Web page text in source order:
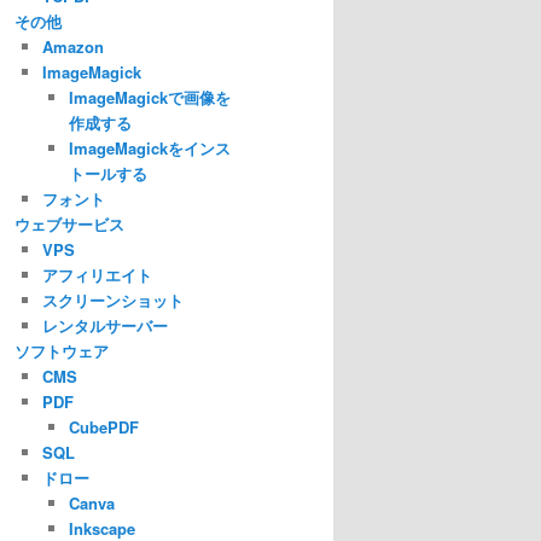
その他
Amazon
ImageMagick
ImageMagickで画像を
作成する
ImageMagickをインス
トールする
フォント
ウェブサービス
VPS
アフィリエイト
スクリーンショット
レンタルサーバー
ソフトウェア
CMS
PDF
CubePDF
SQL
ドロー
Canva
Inkscape